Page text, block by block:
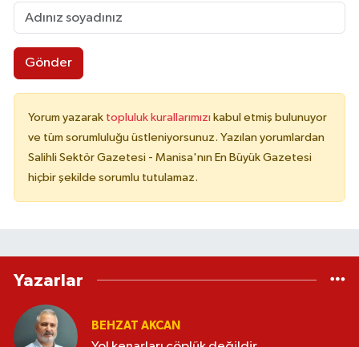
Gönder
Yorum yazarak topluluk kurallarımızı kabul etmiş bulunuyor
ve tüm sorumluluğu üstleniyorsunuz. Yazılan yorumlardan
Salihli Sektör Gazetesi - Manisa'nın En Büyük Gazetesi
hiçbir şekilde sorumlu tutulamaz.
Yazarlar
BEHZAT AKCAN